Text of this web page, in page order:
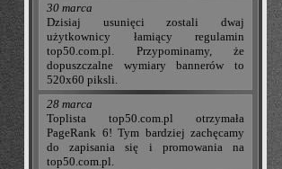
30 marca
Dzisiaj usunięci zostali dwaj
użytkownicy łamiący regulamin
top50.com.pl. Przypominamy, że
dopuszczalne wymiary bannerów to
520x60 piksli.
28 marca
Toplista top50.com.pl otrzymała
PageRank 6! Tym bardziej zachęcamy
do zapisania się i promowania na
top50.com.pl.